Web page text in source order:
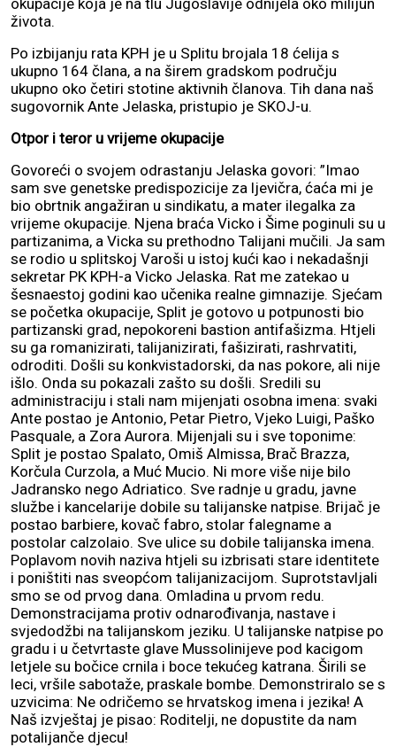
okupacije koja je na tlu Jugoslavije odnijela oko milijun
života.
Po izbijanju rata KPH je u Splitu brojala 18 ćelija s
ukupno 164 člana, a na širem gradskom području
ukupno oko četiri stotine aktivnih članova. Tih dana naš
sugovornik Ante Jelaska, pristupio je SKOJ-u.
Otpor i teror u vrijeme okupacije
Govoreći o svojem odrastanju Jelaska govori: ”Imao
sam sve genetske predispozicije za ljevičra, ćaća mi je
bio obrtnik angažiran u sindikatu, a mater ilegalka za
vrijeme okupacije. Njena braća Vicko i Šime poginuli su u
partizanima, a Vicka su prethodno Talijani mučili. Ja sam
se rodio u splitskoj Varoši u istoj kući kao i nekadašnji
sekretar PK KPH-a Vicko Jelaska. Rat me zatekao u
šesnaestoj godini kao učenika realne gimnazije. Sjećam
se početka okupacije, Split je gotovo u potpunosti bio
partizanski grad, nepokoreni bastion antifašizma. Htjeli
su ga romanizirati, talijanizirati, fašizirati, rashrvatiti,
odroditi. Došli su konkvistadorski, da nas pokore, ali nije
išlo. Onda su pokazali zašto su došli. Sredili su
administraciju i stali nam mijenjati osobna imena: svaki
Ante postao je Antonio, Petar Pietro, Vjeko Luigi, Paško
Pasquale, a Zora Aurora. Mijenjali su i sve toponime:
Split je postao Spalato, Omiš Almissa, Brač Brazza,
Korčula Curzola, a Muć Mucio. Ni more više nije bilo
Jadransko nego Adriatico. Sve radnje u gradu, javne
službe i kancelarije dobile su talijanske natpise. Brijač je
postao barbiere, kovač fabro, stolar falegname a
postolar calzolaio. Sve ulice su dobile talijanska imena.
Poplavom novih naziva htjeli su izbrisati stare identitete
i poništiti nas sveopćom talijanizacijom. Suprotstavljali
smo se od prvog dana. Omladina u prvom redu.
Demonstracijama protiv odnarođivanja, nastave i
svjedodžbi na talijanskom jeziku. U talijanske natpise po
gradu i u četvrtaste glave Mussolinijeve pod kacigom
letjele su bočice crnila i boce tekućeg katrana. Širili se
leci, vršile sabotaže, praskale bombe. Demonstriralo se s
uzvicima: Ne odričemo se hrvatskog imena i jezika! A
Naš izvještaj je pisao: Roditelji, ne dopustite da nam
potalijanče djecu!